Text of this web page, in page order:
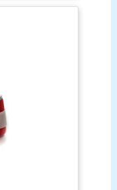
en
à 90%
de PVC, ce
fiable et